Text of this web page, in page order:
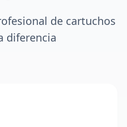
de cartuchos
diferencia